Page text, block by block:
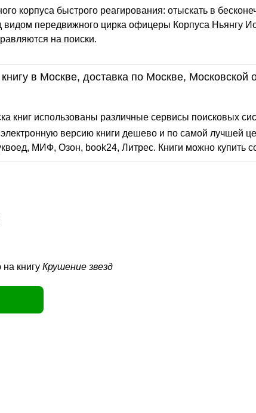
корпуса быстрого реагирования: отыскать в
передвижного цирка офицеры Корпуса Ньянгу
на поиски.
в Москве, доставка по Москве, Московской
книг использованы различные сервисы поисковых
версию книги дешево и по самой лучшей
МИФ, Озон, book24, Литрес. Книги можно купить
книгу Крушение звезд